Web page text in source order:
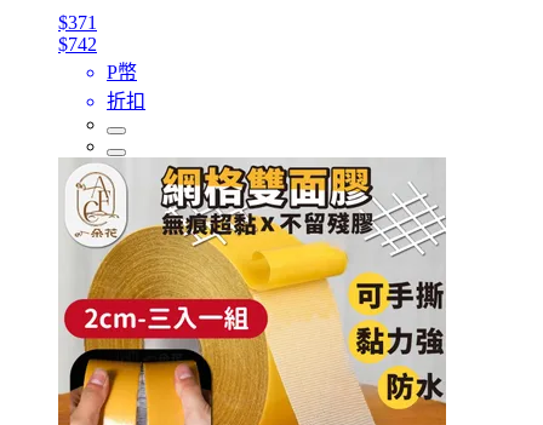
$371
$742
P幣
折扣